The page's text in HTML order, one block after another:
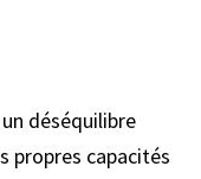
déséquilibre
propres capacités